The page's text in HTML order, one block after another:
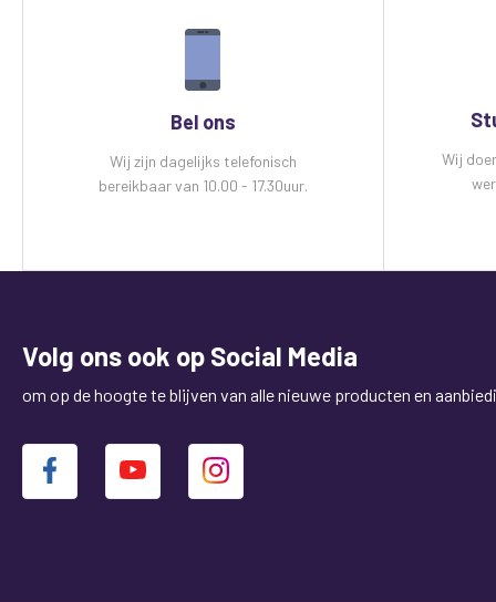
Bel ons
Wij zijn dagelijks telefonisch
bereikbaar van 10.00 - 17.30uur.
Wij
Volg ons ook op Social Media
om op de hoogte te blijven van alle nieuwe producten en